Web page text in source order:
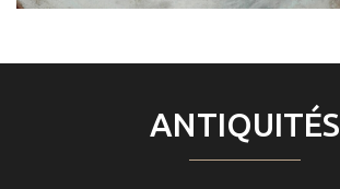
ANTIQUITÉS